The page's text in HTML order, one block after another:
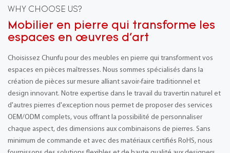
WHY CHOOSE US?
Mobilier en pierre qui transforme les
espaces en œuvres d'art
Choisissez Chunfu pour des meubles en pierre qui transforment vos
espaces en pièces maîtresses. Nous sommes spécialisés dans la
création de pièces sur mesure alliant savoir-faire traditionnel et
design innovant. Notre expertise dans le travail du travertin naturel et
d'autres pierres d'exception nous permet de proposer des services
OEM/ODM complets, vous offrant la possibilité de personnaliser
chaque aspect, des dimensions aux combinaisons de pierres. Sans
minimum de commande et avec des matériaux certifiés RoHS, nous